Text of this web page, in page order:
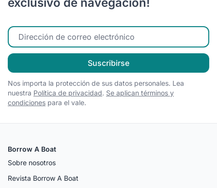
Ingrese su correo electrónico
Suscribirse
Nos importa la protección de sus datos personales. Lea
nuestra Política de privacidad. Se aplican términos y
condiciones para el vale.
Borrow A Boat
Sobre nosotros
Revista Borrow A Boat